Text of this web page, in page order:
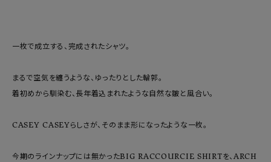
一枚で成立する、完成されたシャツ。
まるで空気を纏うような、ゆったりとした輪郭。
着初めから馴染む、長年着込まれたような自然な皺と風合い。
CASEY CASEYらしさが、そのまま形になったような一枚。
今期のラインナップには無かったBIG RACCOURCIE SHIRTを、ARCH